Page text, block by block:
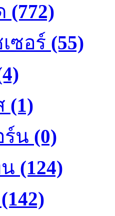
(772)
ซอร์ (55)
(1)
ร์น (0)
(124)
(142)